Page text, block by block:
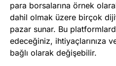
para borsalarına örnek
dahil olmak üzere birçok
pazar sunar. Bu
edeceğiniz, ihtiyaçlarınıza
bağlı olarak değişebilir.